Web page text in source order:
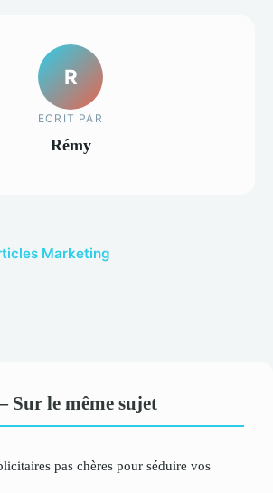
R
ECRIT PAR
Rémy
Marketing
le même sujet
pas chères pour séduire vos